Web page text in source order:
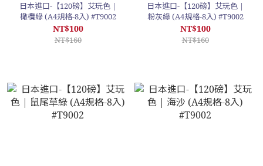
日本進口-【120磅】艾玩色 |
橄欖綠 (A4規格-8入) #T9002
NT$100
NT$160
日本進口-【120磅】艾玩色 |
粉灰綠 (A4規格-8入) #T9002
NT$100
NT$160